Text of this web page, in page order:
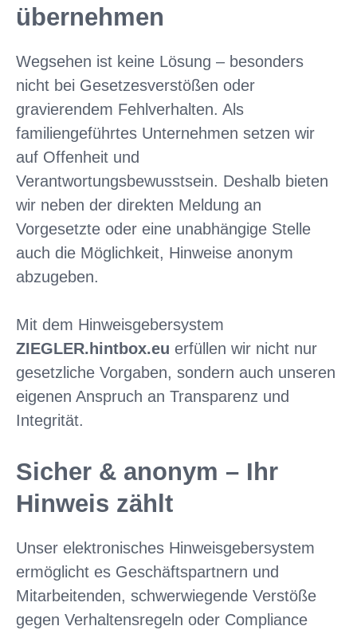
übernehmen
Wegsehen ist keine Lösung – besonders
nicht bei Gesetzesverstößen oder
gravierendem Fehlverhalten. Als
familiengeführtes Unternehmen setzen wir
auf Offenheit und
Verantwortungsbewusstsein. Deshalb bieten
wir neben der direkten Meldung an
Vorgesetzte oder eine unabhängige Stelle
auch die Möglichkeit, Hinweise anonym
abzugeben.
Mit dem Hinweisgebersystem
ZIEGLER.hintbox.eu erfüllen wir nicht nur
gesetzliche Vorgaben, sondern auch unseren
eigenen Anspruch an Transparenz und
Integrität.
Sicher & anonym – Ihr
Hinweis zählt
Unser elektronisches Hinweisgebersystem
ermöglicht es Geschäftspartnern und
Mitarbeitenden, schwerwiegende Verstöße
gegen Verhaltensregeln oder Compliance